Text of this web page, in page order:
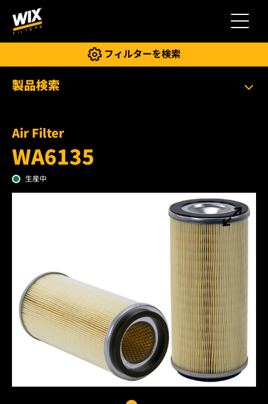
切り替え
フィルターを検索
製品検索
Air Filter
WA6135
生産中